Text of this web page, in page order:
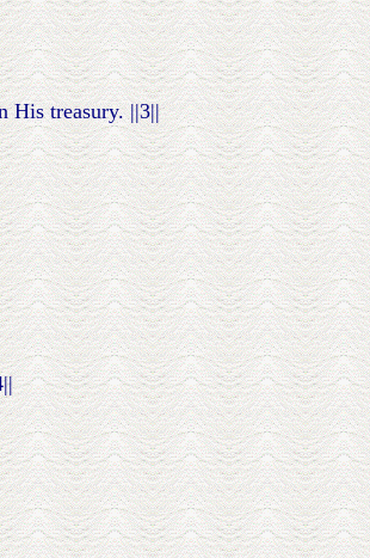
His treasury. ||3||